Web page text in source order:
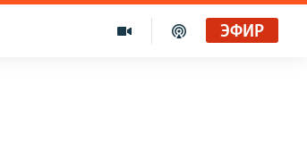
ЭФИР